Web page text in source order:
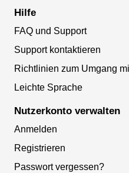
Hilfe
FAQ und Support
Support kontaktieren
Richtlinien zum Umgang
Leichte Sprache
Nutzerkonto verwalten
Anmelden
Registrieren
Passwort vergessen?